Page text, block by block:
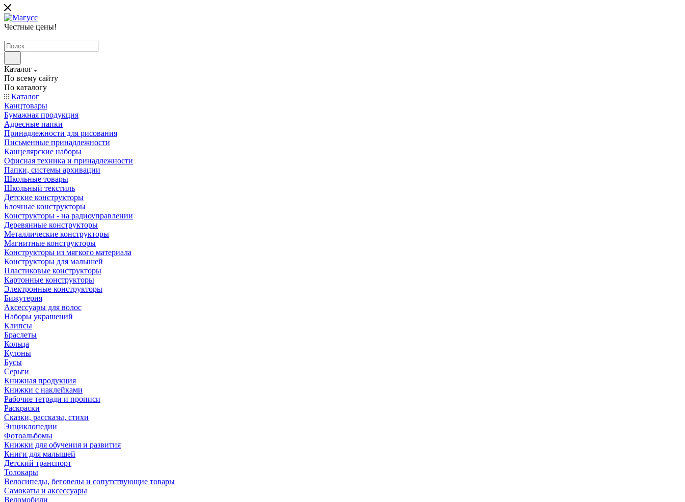
Честные цены!
Каталог
По всему сайту
По каталогу
Каталог
Канцтовары
Бумажная продукция
Адресные папки
Принадлежности для рисования
Письменные принадлежности
Канцелярские наборы
Офисная техника и принадлежности
Папки, системы архивации
Школьные товары
Школьный текстиль
Детские конструкторы
Блочные конструкторы
Конструкторы - на радиоуправлении
Деревянные конструкторы
Металлические конструкторы
Магнитные конструкторы
Конструкторы из мягкого материала
Конструкторы для малышей
Пластиковые конструкторы
Картонные конструкторы
Электронные конструкторы
Бижутерия
Аксессуары для волос
Наборы украшений
Клипсы
Браслеты
Кольца
Кулоны
Бусы
Серьги
Книжная продукция
Книжки с наклейками
Рабочие тетради и прописи
Раскраски
Сказки, рассказы, стихи
Энциклопедии
Фотоальбомы
Книжки для обучения и развития
Книги для малышей
Детский транспорт
Толокары
Велосипеды, беговелы и сопутствующие товары
Самокаты и аксессуары
Веломобили